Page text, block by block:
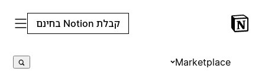
קבלת Notion בחינם
Marketplace